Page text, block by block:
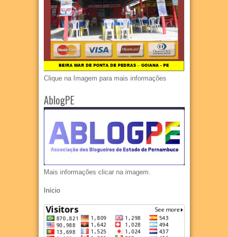
Clique na Imagem para mais informações
AblogPE
Mais informações clicar na imagem.
Início